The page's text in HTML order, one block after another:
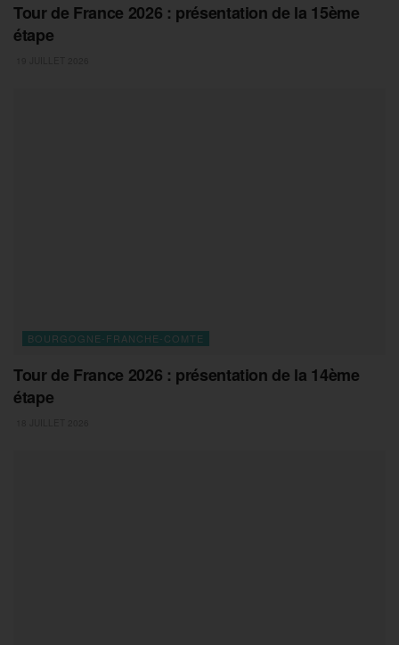
Tour de France 2026 : présentation de la 15ème
étape
BOURGOGNE-FRANCHE-COMTE
Tour de France 2026 : présentation de la 14ème
étape